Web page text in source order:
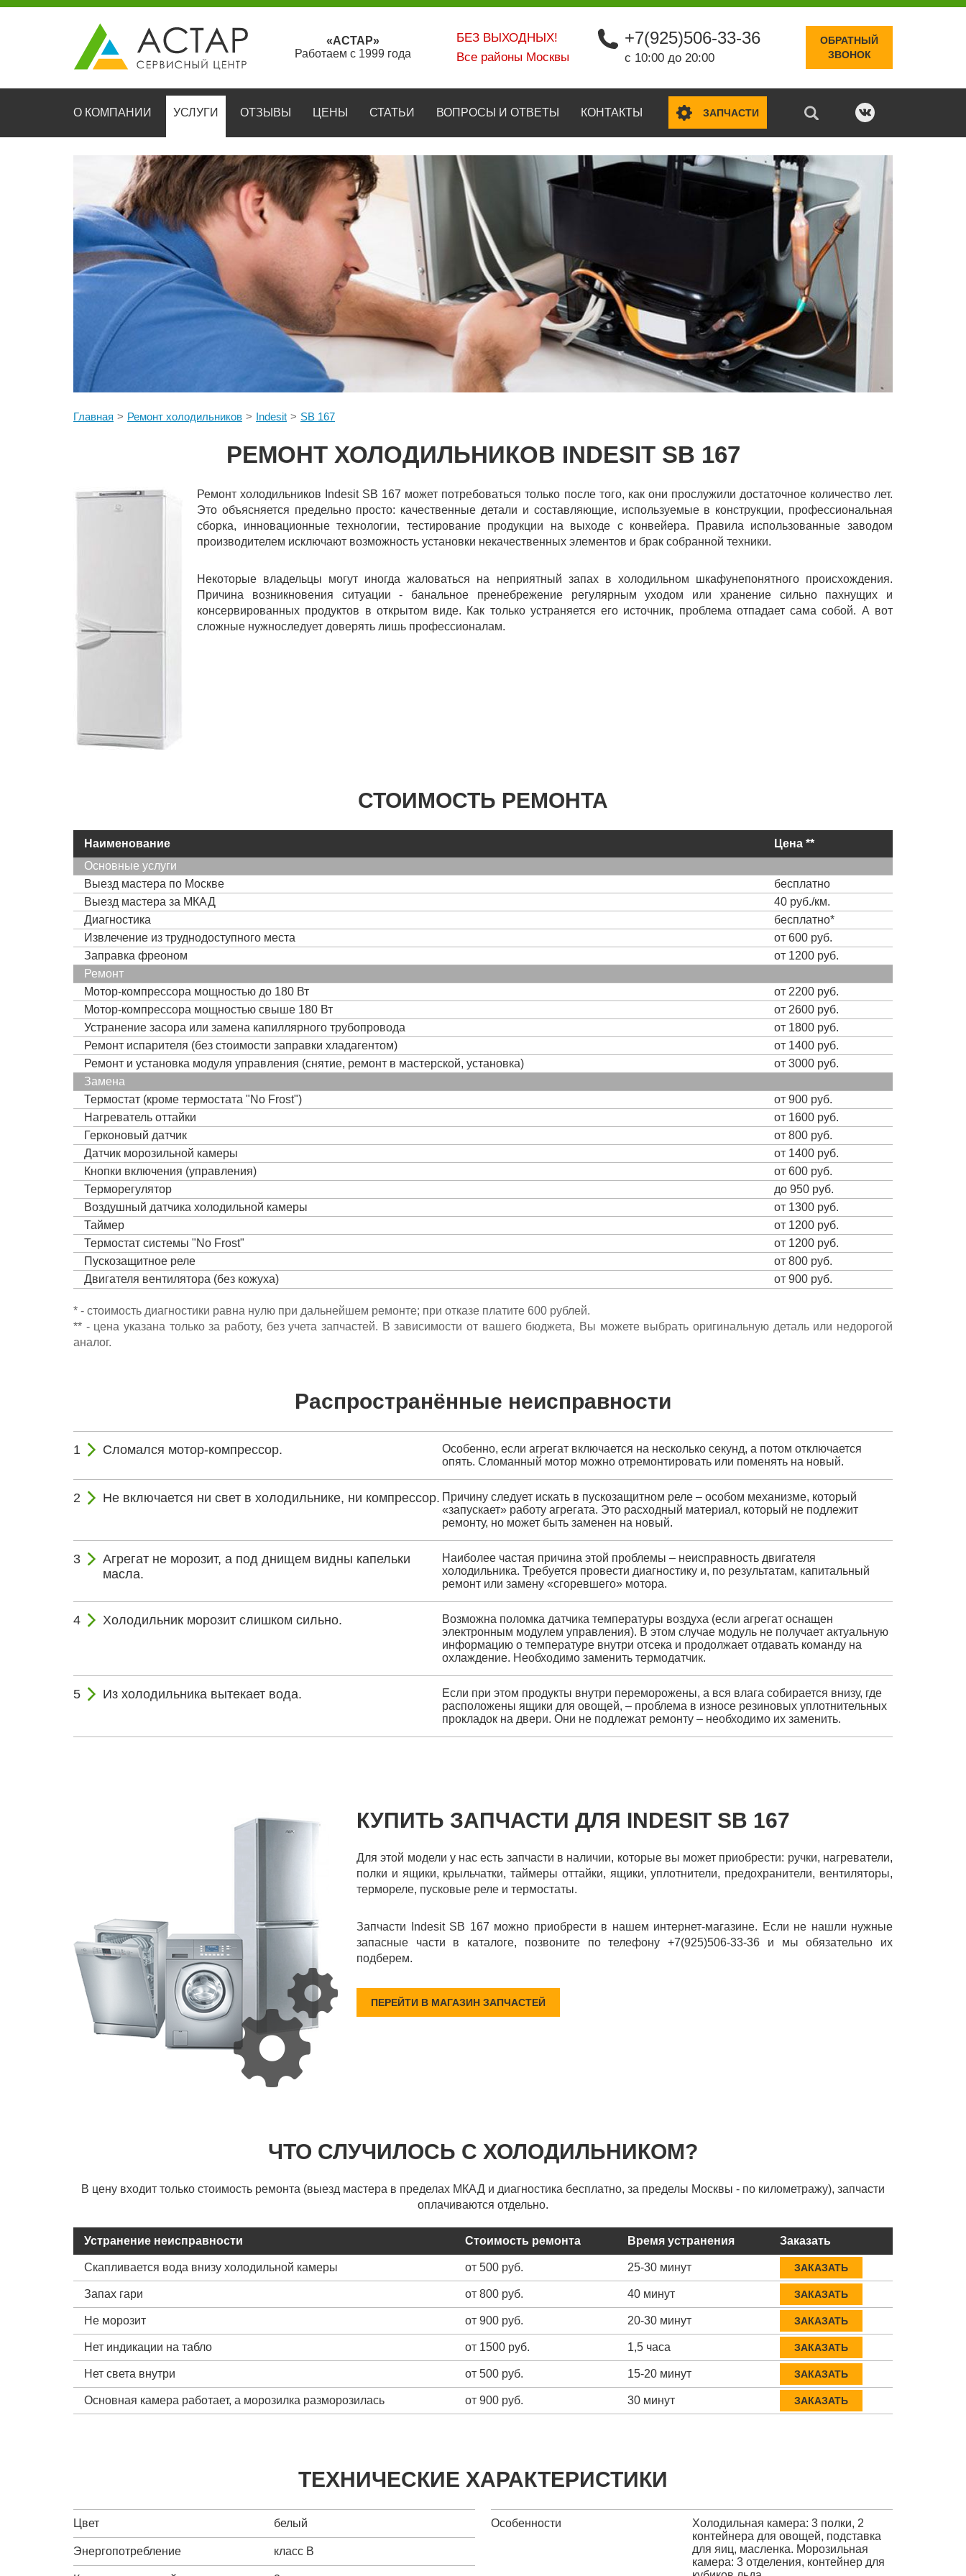
«АСТАР»
Работаем с 1999 года
БЕЗ ВЫХОДНЫХ!
Все районы Москвы
+7(925)506-33-36
с 10:00 до 20:00
ОБРАТНЫЙ
ЗВОНОК
О КОМПАНИИ УСЛУГИ ОТЗЫВЫ ЦЕНЫ СТАТЬИ ВОПРОСЫ И ОТВЕТЫ КОНТАКТЫ ЗАПЧАСТИ
Главная Ремонт холодильников Indesit SB 167
РЕМОНТ ХОЛОДИЛЬНИКОВ INDESIT SB 167
Ремонт холодильников Indesit SB 167 может потребоваться только после того, как они прослужили достаточное количество лет.
Это объясняется предельно просто: качественные детали и составляющие, используемые в конструкции, профессиональная
сборка, инновационные технологии, тестирование продукции на выходе с конвейера. Правила использованные заводом
производителем исключают возможность установки некачественных элементов и брак собранной техники.
Некоторые владельцы могут иногда жаловаться на неприятный запах в холодильном шкафунепонятного происхождения.
Причина возникновения ситуации - банальное пренебрежение регулярным уходом или хранение сильно пахнущих и
консервированных продуктов в открытом виде. Как только устраняется его источник, проблема отпадает сама собой. А вот
сложные нужноследует доверять лишь профессионалам.
СТОИМОСТЬ РЕМОНТА
Наименование
Цена **
Основные услуги
Выезд мастера по Москве
бесплатно
Выезд мастера за МКАД
40 руб./км.
Диагностика
бесплатно*
Извлечение из труднодоступного места
от 600 руб.
Заправка фреоном
от 1200 руб.
Ремонт
Мотор-компрессора мощностью до 180 Вт
от 2200 руб.
Мотор-компрессора мощностью свыше 180 Вт
от 2600 руб.
Устранение засора или замена капиллярного трубопровода
от 1800 руб.
Ремонт испарителя (без стоимости заправки хладагентом)
от 1400 руб.
Ремонт и установка модуля управления (снятие, ремонт в мастерской, установка)
от 3000 руб.
Замена
Термостат (кроме термостата "No Frost")
от 900 руб.
Нагреватель оттайки
от 1600 руб.
Герконовый датчик
от 800 руб.
Датчик морозильной камеры
от 1400 руб.
Кнопки включения (управления)
от 600 руб.
Терморегулятор
до 950 руб.
Воздушный датчика холодильной камеры
от 1300 руб.
Таймер
от 1200 руб.
Термостат системы "No Frost"
от 1200 руб.
Пускозащитное реле
от 800 руб.
Двигателя вентилятора (без кожуха)
от 900 руб.
* - стоимость диагностики равна нулю при дальнейшем ремонте; при отказе платите 600 рублей.
** - цена указана только за работу, без учета запчастей. В зависимости от вашего бюджета, Вы можете выбрать оригинальную деталь или недорогой
аналог.
Распространённые неисправности
Сломался мотор-компрессор.
Особенно, если агрегат включается на несколько секунд, а потом отключается
опять. Сломанный мотор можно отремонтировать или поменять на новый.
Не включается ни свет в холодильнике, ни компрессор. Причину следует искать в пускозащитном реле – особом механизме, который
«запускает» работу агрегата. Это расходный материал, который не подлежит
ремонту, но может быть заменен на новый.
Агрегат не морозит, а под днищем видны капельки
масла.
Наиболее частая причина этой проблемы – неисправность двигателя
холодильника. Требуется провести диагностику и, по результатам, капитальный
ремонт или замену «сгоревшего» мотора.
Холодильник морозит слишком сильно.
Возможна поломка датчика температуры воздуха (если агрегат оснащен
электронным модулем управления). В этом случае модуль не получает актуальную
информацию о температуре внутри отсека и продолжает отдавать команду на
охлаждение. Необходимо заменить термодатчик.
Из холодильника вытекает вода.
Если при этом продукты внутри переморожены, а вся влага собирается внизу, где
расположены ящики для овощей, – проблема в износе резиновых уплотнительных
прокладок на двери. Они не подлежат ремонту – необходимо их заменить.
КУПИТЬ ЗАПЧАСТИ ДЛЯ INDESIT SB 167
Для этой модели у нас есть запчасти в наличии, которые вы может приобрести: ручки, нагреватели,
полки и ящики, крыльчатки, таймеры оттайки, ящики, уплотнители, предохранители, вентиляторы,
термореле, пусковые реле и термостаты.
Запчасти Indesit SB 167 можно приобрести в нашем интернет-магазине. Если не нашли нужные
запасные части в каталоге, позвоните по телефону +7(925)506-33-36 и мы обязательно их
подберем.
ПЕРЕЙТИ В МАГАЗИН ЗАПЧАСТЕЙ
ЧТО СЛУЧИЛОСЬ С ХОЛОДИЛЬНИКОМ?
В цену входит только стоимость ремонта (выезд мастера в пределах МКАД и диагностика бесплатно, за пределы Москвы - по километражу), запчасти
оплачиваются отдельно.
Устранение неисправности Стоимость ремонта Время устранения Заказать
Скапливается вода внизу холодильной камеры от 500 руб. 25-30 минут ЗАКАЗАТЬ
Запах гари от 800 руб. 40 минут ЗАКАЗАТЬ
Не морозит от 900 руб. 20-30 минут ЗАКАЗАТЬ
Нет индикации на табло от 1500 руб. 1,5 часа ЗАКАЗАТЬ
Нет света внутри от 500 руб. 15-20 минут ЗАКАЗАТЬ
Основная камера работает, а морозилка разморозилась от 900 руб. 30 минут ЗАКАЗАТЬ
ТЕХНИЧЕСКИЕ ХАРАКТЕРИСТИКИ
Цвет белый
Энергопотребление класс B
Особенности
Холодильная камера: 3 полки, 2
контейнера для овощей, подставка
для яиц, масленка. Морозильная
камера: 3 отделения, контейнер для